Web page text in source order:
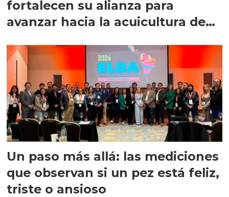
fortalecen su alianza para
avanzar hacia la acuicultura de
Un paso más allá: las mediciones
que observan si un pez está feliz,
triste o ansioso